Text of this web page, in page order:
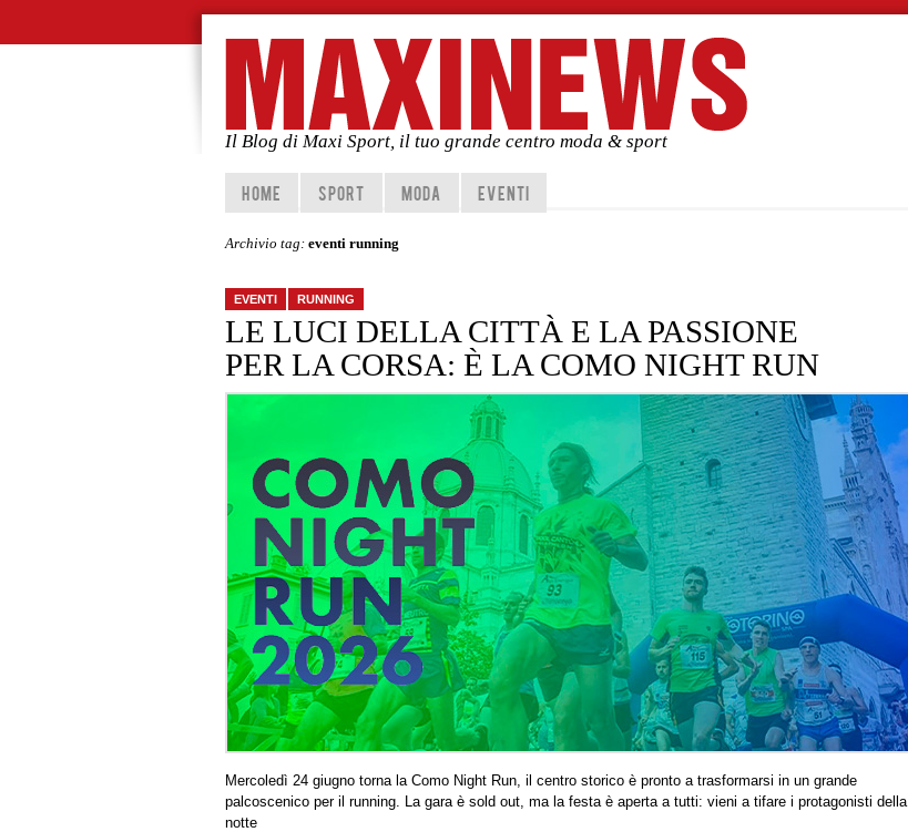
Il Blog di Maxi Sport, il tuo grande centro moda & sport
Vai al contenuto principale
Vai al contenuto secondario
HOME SPORT MODA EVENTI
Archivio tag: eventi running
EVENTI RUNNING
LE LUCI DELLA CITTÀ E LA PASSIONE
PER LA CORSA: È LA COMO NIGHT RUN
Mercoledì 24 giugno torna la Como Night Run, il centro storico è pronto a trasformarsi in un grande
palcoscenico per il running. La gara è sold out, ma la festa è aperta a tutti: vieni a tifare i protagonisti della
notte